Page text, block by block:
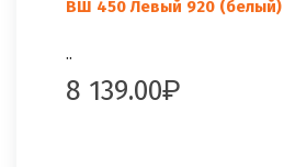
ВШ 450 Левый 920 (белый)
..
8 139.00